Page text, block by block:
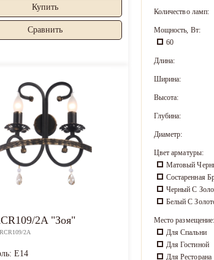
Купить
Cравнить
2A "Зоя"
2A
E14
Количество ламп:
Мощность, Вт:
60
Длина:
Ширина:
Высота:
Глубина:
Диаметр:
Цвет арматуры:
Матовый
Состаренная
Черный С
Белый С
Место размещение:
Для Спальни
Для Гостиной
Для Ресторана